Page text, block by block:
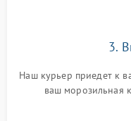
3.
Наш курьер приедет к
ваш морозильная